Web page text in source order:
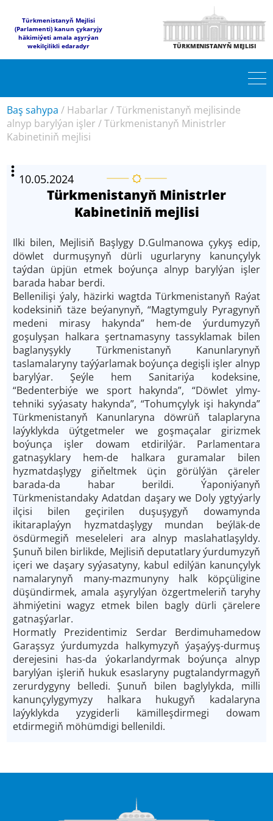
Türkmenistanyň Mejlisi
(Parlamenti) kanun çykaryjy
häkimiýeti amala aşyrýan
wekilçilikli edaradyr
TÜRKMENISTANYŇ MEJLISI
Baş sahypa / Habarlar /Türkmenistanyň mejlisinde
alnyp barylýan işler /Türkmenistanyň Ministrler
Kabinetiniň mejlisi
10.05.2024
Türkmenistanyň Ministrler
Kabinetiniň mejlisi
Ilki bilen, Mejlisiň Başlygy D.Gulmanowa çykyş edip,
döwlet durmuşynyň dürli ugurlaryny kanunçylyk
taýdan üpjün etmek boýunça alnyp barylýan işler
barada habar berdi.
Bellenilişi ýaly, häzirki wagtda Türkmenistanyň Raýat
kodeksiniň täze beýanynyň, “Magtymguly Pyragynyň
medeni mirasy hakynda” hem-de ýurdumyzyň
goşulyşan halkara şertnamasyny tassyklamak bilen
baglanyşykly Türkmenistanyň Kanunlarynyň
taslamalaryny taýýarlamak boýunça degişli işler alnyp
barylýar. Şeýle hem Sanitariýa kodeksine,
“Bedenterbiýe we sport hakynda”, “Döwlet ylmy-
tehniki syýasaty hakynda”, “Tohumçylyk işi hakynda”
Türkmenistanyň Kanunlaryna döwrüň talaplaryna
laýyklykda üýtgetmeler we goşmaçalar girizmek
boýunça işler dowam etdirilýär. Parlamentara
gatnaşyklary hem-de halkara guramalar bilen
hyzmatdaşlygy giňeltmek üçin görülýän çäreler
barada-da habar berildi. Ýaponiýanyň
Türkmenistandaky Adatdan daşary we Doly ygtyýarly
ilçisi bilen geçirilen duşuşygyň dowamynda
ikitaraplaýyn hyzmatdaşlygy mundan beýläk-de
ösdürmegiň meseleleri ara alnyp maslahatlaşyldy.
Şunuň bilen birlikde, Mejlisiň deputatlary ýurdumyzyň
içeri we daşary syýasatyny, kabul edilýän kanunçylyk
namalarynyň many-mazmunyny halk köpçüligine
düşündirmek, amala aşyrylýan özgertmeleriň taryhy
ähmiýetini wagyz etmek bilen bagly dürli çärelere
gatnaşýarlar.
Hormatly Prezidentimiz Serdar Berdimuhamedow
Garaşsyz ýurdumyzda halkymyzyň ýaşaýyş-durmuş
derejesini has-da ýokarlandyrmak boýunça alnyp
barylýan işleriň hukuk esaslaryny pugtalandyrmagyň
zerurdygyny belledi. Şunuň bilen baglylykda, milli
kanunçylygymyzy halkara hukugyň kadalaryna
laýyklykda yzygiderli kämilleşdirmegi dowam
etdirmegiň möhümdigi bellenildi.